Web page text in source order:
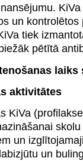
un
tiek
pētītā
aktivitātes
KiVa
un
un